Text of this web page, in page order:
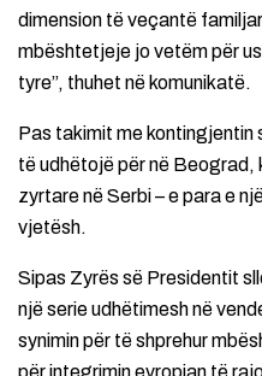
dimension të veçantë
mbështetjeje jo vetëm për
tyre”, thuhet në komunikatë.
Pas takimit me kontingjentin
të udhëtojë për në Beograd,
zyrtare në Serbi – e para e
vjetësh.
Sipas Zyrës së Presidentit
një serie udhëtimesh në
synimin për të shprehur
për integrimin evropian të